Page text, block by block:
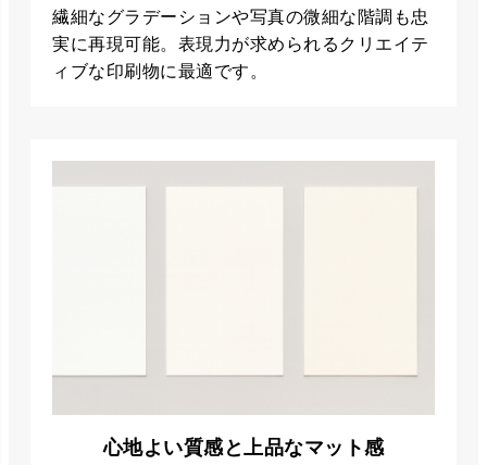
繊細なグラデーションや写真の微細な階調も忠
実に再現可能。表現力が求められるクリエイテ
ィブな印刷物に最適です。
心地よい質感と上品なマット感